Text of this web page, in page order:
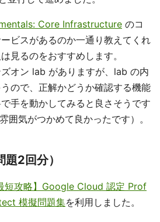
Core Infrastructure のコ
ビスがあるのか一通り教えてくれ
見るのをおすすめします。
オン lab がありますが、lab の内
ので、正解かどうか確認する機能
手を動かしてみると良さそうです
囲気がつかめて良かったです）。
2回分）
短攻略】Google Cloud 認定 Prof
模擬問題集を利用しました。